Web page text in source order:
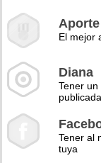
El mejor
Diana
Tener
Tener al
tuya